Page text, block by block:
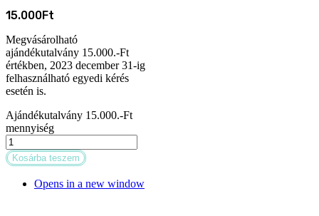
15.000Ft
Megvásárolható
ajándékutalvány 15.000.-Ft
értékben, 2023 december 31-ig
felhasználható egyedi kérés
esetén is.
Ajándékutalvány 15.000.-Ft
mennyiség
Kosárba teszem
Opens in a new window